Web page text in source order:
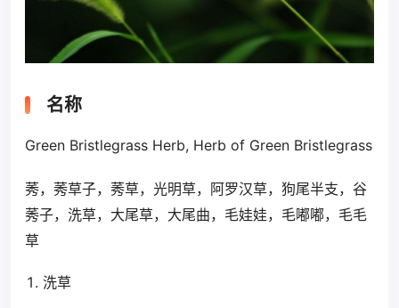
名称
Green Bristlegrass Herb, Herb of Green Bristlegrass
莠，莠草子，莠草，光明草，阿罗汉草，狗尾半支，谷
莠子，洗草，大尾草，大尾曲，毛娃娃，毛嘟嘟，毛毛
草
洗草